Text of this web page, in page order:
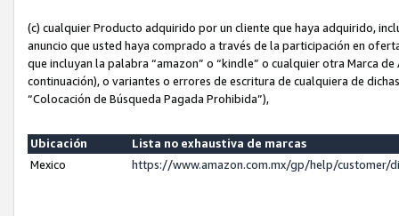
(c) cualquier Producto adquirido por un cliente que haya adquirido,
anuncio que usted haya comprado a través de la participación en
que incluyan la palabra “amazon” o “kindle” o cualquier otra Marca
continuación), o variantes o errores de escritura de cualquiera de
“Colocación de Búsqueda Pagada Prohibida”),
Ubicación
Lista no exhaustiva de marcas
Mexico
https://www.amazon.com.mx/gp/help/customer/